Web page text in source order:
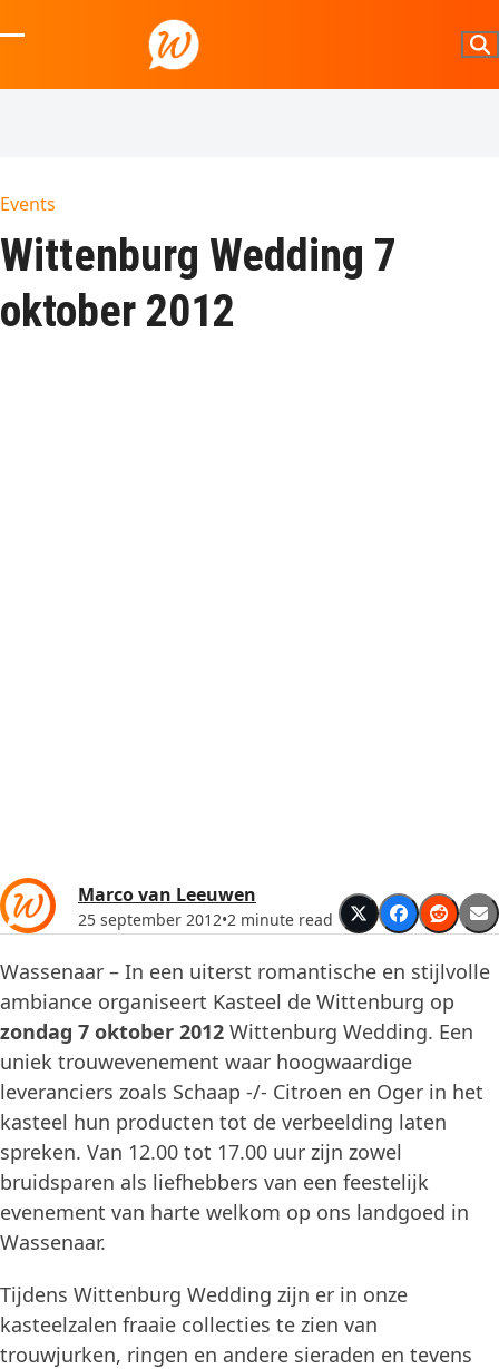
to
mobile
mobile
Events
Wittenburg Wedding 7
oktober 2012
Marco van Leeuwen
25 september 2012•2 minute read
Wassenaar – In een uiterst romantische en stijlvolle
ambiance organiseert Kasteel de Wittenburg op
zondag 7 oktober 2012 Wittenburg Wedding. Een
uniek trouwevenement waar hoogwaardige
leveranciers zoals Schaap -/- Citroen en Oger in het
kasteel hun producten tot de verbeelding laten
spreken. Van 12.00 tot 17.00 uur zijn zowel
bruidsparen als liefhebbers van een feestelijk
evenement van harte welkom op ons landgoed in
Wassenaar.
Tijdens Wittenburg Wedding zijn er in onze
kasteelzalen fraaie collecties te zien van
trouwjurken, ringen en andere sieraden en tevens